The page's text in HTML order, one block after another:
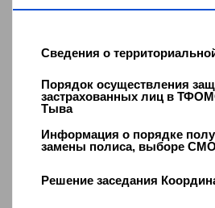
Сведения о
Порядок осуществления
застрахованных лиц в
Тыва
Информация о порядке
замены полиса, выборе
Решение заседания